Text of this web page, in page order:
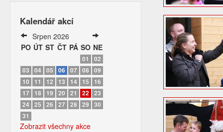
Kalendář akcí
Srpen 2026
PO ÚT ST ČT PÁ SO NE
01
02
03
04 05 06 07 08
09
10
11 12 13 14 15
16
17 18 19 20 21 22
23
24
25 26 27 28 29
30
31
Zobrazit všechny akce